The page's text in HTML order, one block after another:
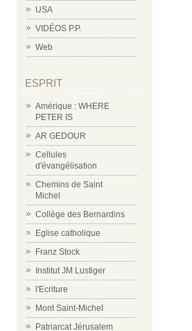
USA
VIDÉOS P.P.
Web
ESPRIT
Amérique : WHERE
PETER IS
AR GEDOUR
Cellules
d'évangélisation
Chemins de Saint
Michel
Collège des Bernardins
Eglise catholique
Franz Stock
Institut JM Lustiger
l'Ecriture
Mont Saint-Michel
Patriarcat Jérusalem